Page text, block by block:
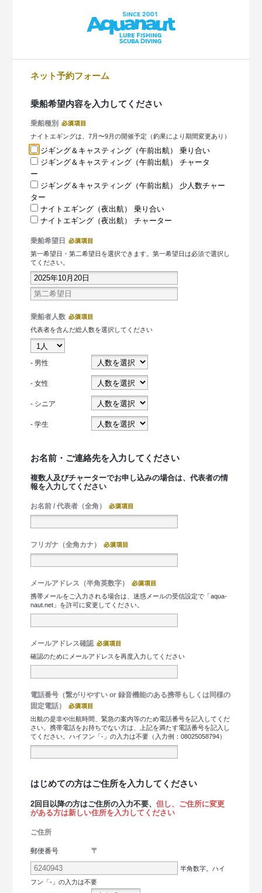
ネット予約フォーム
乗船希望内容を入力してください
乗船種別
ナイトエギングは、7月〜9月の開催予定（釣果により期間変更あり）
ジギング＆キャスティング（午前出航） 乗り合い
ジギング＆キャスティング（午前出航） チャータ
ー
ジギング＆キャスティング（午前出航） 少人数チャー
ター
ナイトエギング（夜出航） 乗り合い
ナイトエギング（夜出航） チャーター
乗船希望日
第一希望日・第二希望日を選択できます。第一希望日は必須で選択し
てください。
乗船者人数
代表者を含んだ総人数を選択してください
- 男性
- 女性
- シニア
- 学生
お名前・ご連絡先を入力してください
複数人及びチャーターでお申し込みの場合は、代表者の情
報を入力してください
お名前 / 代表者（全角）
フリガナ（全角カナ）
メールアドレス（半角英数字）
携帯メールをご入力される場合は、迷惑メールの受信設定で「aqua-
naut.net」を許可に変更してください。
メールアドレス確認
確認のためにメールアドレスを再度入力してください
電話番号（繋がりやすい or 録音機能のある携帯もしくは同様の
固定電話）
出航の是非や出航時間、緊急の案内等のため電話番号を記入してくだ
さい。携帯電話をお持ちでない方は、上記を満たす電話番号を記入し
てください。ハイフン「-」の入力は不要（入力例：08025058794）
はじめての方はご住所を入力してください
2回目以降の方はご住所の入力不要、但し、ご住所に変更
がある方は新しい住所を入力してください
ご住所
郵便番号 〒
半角数字。ハイ
フン「-」の入力は不要